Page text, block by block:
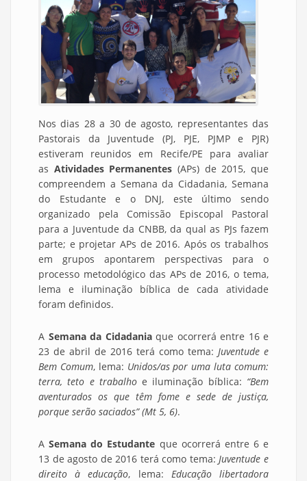
Nos dias 28 a 30 de agosto, representantes das
Pastorais da Juventude (PJ, PJE, PJMP e PJR)
estiveram reunidos em Recife/PE para avaliar
as Atividades Permanentes(APs) de 2015, que
compreendem a Semana da Cidadania, Semana
do Estudante e o DNJ, este último sendo
organizado pela Comissão Episcopal Pastoral
para a Juventude da CNBB, da qual as PJs fazem
parte; e projetar APs de 2016. Após os trabalhos
em grupos apontarem perspectivas para o
processo metodológico das APs de 2016, o tema,
lema e iluminação bíblica de cada atividade
foram definidos.
A Semana da Cidadaniaque ocorrerá entre 16 e
23 de abril de 2016 terá como tema: Juventude e
Bem Comum, lema: Unidos/as por uma luta comum:
terra, teto e trabalhoe iluminação bíblica: “Bem
aventurados os que têm fome e sede de justiça,
porque serão saciados” (Mt 5, 6).
ASemana do Estudante que ocorrerá entre 6 e
13 de agosto de 2016 terá como tema: Juventude e
direito à educação, lema: Educação libertadora